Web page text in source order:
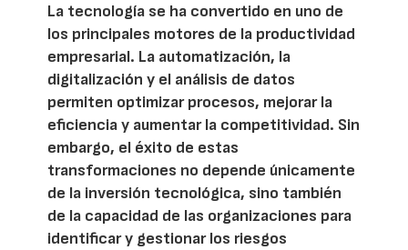
La tecnología se ha convertido en uno de
los principales motores de la productividad
empresarial. La automatización, la
digitalización y el análisis de datos
permiten optimizar procesos, mejorar la
eficiencia y aumentar la competitividad. Sin
embargo, el éxito de estas
transformaciones no depende únicamente
de la inversión tecnológica, sino también
de la capacidad de las organizaciones para
identificar y gestionar los riesgos